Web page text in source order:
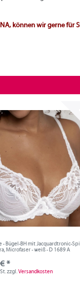
können wir gerne für
- Bügel-BH mit Jacquardtronic-
Microfaser - weiß - D 1689 A
*
zzgl.Versandkosten